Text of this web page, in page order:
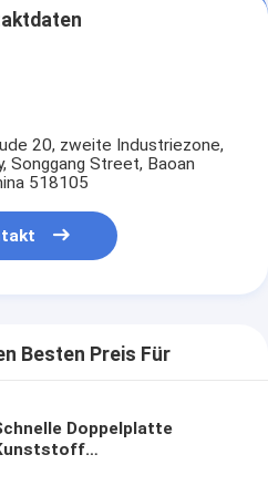
20, zweite Industriezone,
Songgang Street, Baoan
518105
Besten Preis Für
Doppelplatte